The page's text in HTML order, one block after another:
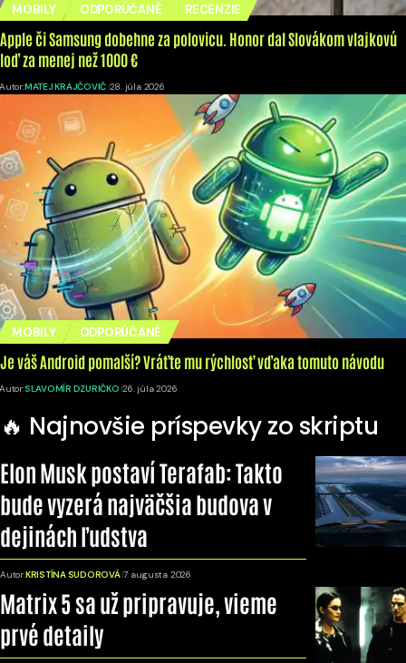
MOBILY ODPORÚČANÉ RECENZIE
Apple či Samsung dobehne za polovicu. Honor dal Slovákom vlajkovú
loď za menej než 1000 €
Autor:MATEJ KRAJČOVIČ 28. júla 2026
MOBILY ODPORÚČANÉ
Je váš Android pomalší? Vráťte mu rýchlosť vďaka tomuto návodu
Autor:SLAVOMÍR DZURIČKO 26. júla 2026
🔥 Najnovšie príspevky zo skriptu
Elon Musk postaví Terafab: Takto
bude vyzerá najväčšia budova v
dejinách ľudstva
Autor:KRISTÍNA SUDOROVÁ 7. augusta 2026
Matrix 5 sa už pripravuje, vieme
prvé detaily